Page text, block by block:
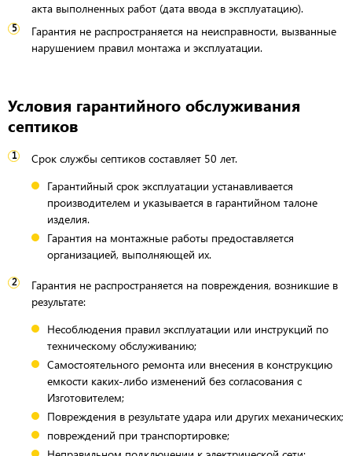
акта выполненных работ (дата ввода в эксплуатацию).
Гарантия не распространяется на неисправности, вызванные
нарушением правил монтажа и эксплуатации.
Условия гарантийного обслуживания
септиков
Срок службы септиков составляет 50 лет.
Гарантийный срок эксплуатации устанавливается
производителем и указывается в гарантийном талоне
изделия.
Гарантия на монтажные работы предоставляется
организацией, выполняющей их.
Гарантия не распространяется на повреждения, возникшие в
результате:
Несоблюдения правил эксплуатации или инструкций по
техническому обслуживанию;
Самостоятельного ремонта или внесения в конструкцию
емкости каких-либо изменений без согласования с
Изготовителем;
Повреждения в результате удара или других механических;
повреждений при транспортировке;